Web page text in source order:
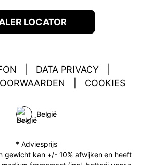
LOCATOR
DATA PRIVACY
COOKIES
België
* Adviesprijs
gewicht kan +/- 10% afwijken en heeft